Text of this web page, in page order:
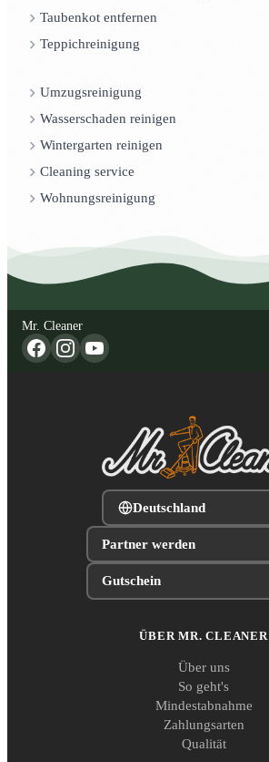
Taubenkot entfernen
Teppichreinigung
Umzugsreinigung
Wasserschaden reinigen
Wintergarten reinigen
Cleaning service
Wohnungsreinigung
Mr. Cleaner
Deutschland
Partner werden
Gutschein
ÜBER MR. CLEANER
Über uns
So geht's
Mindestabnahme
Zahlungsarten
Qualität